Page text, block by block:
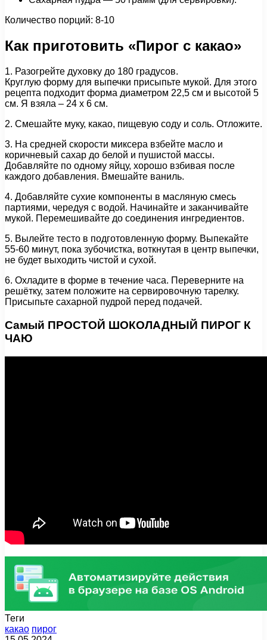
Количество порций: 8-10
Как приготовить «Пирог с какао»
1. Разогрейте духовку до 180 градусов.
Круглую форму для выпечки присыпьте мукой. Для этого
рецепта подходит форма диаметром 22,5 см и высотой 5
см. Я взяла – 24 х 6 см.
2. Смешайте муку, какао, пищевую соду и соль. Отложите.
3. На средней скорости миксера взбейте масло и
коричневый сахар до белой и пушистой массы.
Добавляйте по одному яйцу, хорошо взбивая после
каждого добавления. Вмешайте ваниль.
4. Добавляйте сухие компоненты в масляную смесь
партиями, чередуя с водой. Начинайте и заканчивайте
мукой. Перемешивайте до соединения ингредиентов.
5. Вылейте тесто в подготовленную форму. Выпекайте
55-60 минут, пока зубочистка, воткнутая в центр выпечки,
не будет выходить чистой и сухой.
6. Охладите в форме в течение часа. Переверните на
решётку, затем положите на сервировочную тарелку.
Присыпьте сахарной пудрой перед подачей.
Самый ПРОСТОЙ ШОКОЛАДНЫЙ ПИРОГ К
ЧАЮ
Теги
какао пирог